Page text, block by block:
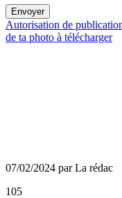
Envoyer
Autorisation de
de ta photo à télécharger
07/02/2024 par La rédac
105